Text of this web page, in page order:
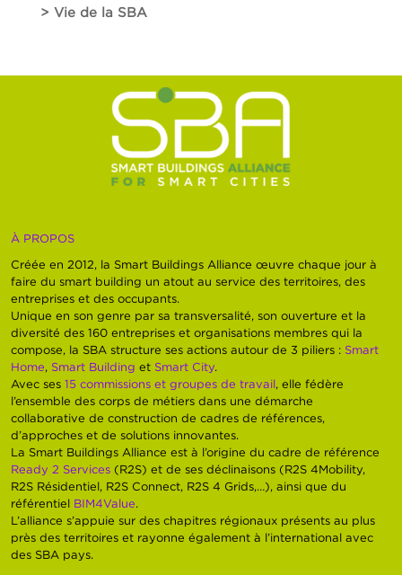
> Vie de la SBA
À PROPOS
Créée en 2012, la Smart Buildings Alliance œuvre chaque jour à
faire du smart building un atout au service des territoires, des
entreprises et des occupants.
Unique en son genre par sa transversalité, son ouverture et la
diversité des 160 entreprises et organisations membres qui la
compose, la SBA structure ses actions autour de 3 piliers : Smart
Home, Smart Building et Smart City.
Avec ses15 commissions et groupes de travail, elle fédère
l’ensemble des corps de métiers dans une démarche
collaborative de construction de cadres de références,
d’approches et de solutions innovantes.
La Smart Buildings Alliance est à l’origine du cadre de référence
Ready 2 Services (R2S) et de ses déclinaisons (R2S 4Mobility,
R2S Résidentiel, R2S Connect, R2S 4 Grids,…), ainsi que du
référentiel BIM4Value.
L’alliance s’appuie sur des chapitres régionaux présents au plus
près des territoires et rayonne également à l’international avec
des SBA pays.